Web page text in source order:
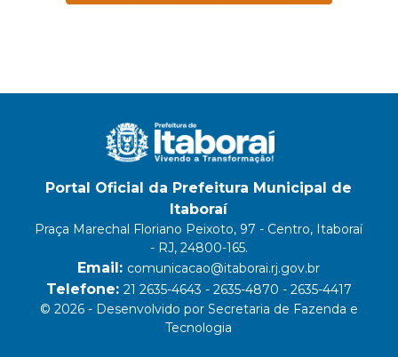
Portal Oficial da Prefeitura Municipal de
Itaboraí
Praça Marechal Floriano Peixoto, 97 - Centro, Itaboraí
- RJ, 24800-165.
Email: comunicacao@itaborai.rj.gov.br
Telefone: 21 2635-4643 - 2635-4870 - 2635-4417
© 2026 - Desenvolvido por Secretaria de Fazenda e
Tecnologia